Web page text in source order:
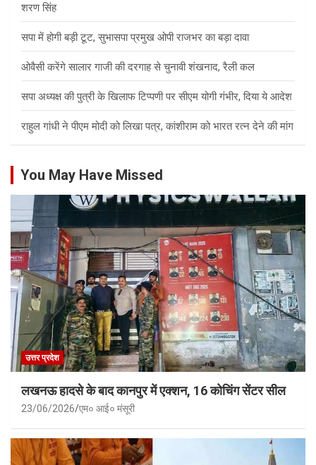
शरण सिंह
सपा में होगी बड़ी टूट, सुभासपा प्रमुख ओपी राजभर का बड़ा दावा
ओवैसी करेंगे सालार गाजी की दरगाह से चुनावी शंखनाद, रैली कल
सपा अध्यक्ष की पुत्री के खिलाफ टिप्पणी पर सीएम योगी गंभीर, दिया ये आदेश
राहुल गांधी ने पीएम मोदी को लिखा पत्र, कांशीराम को भारत रत्न देने की मांग
You May Have Missed
उत्तर प्रदेश
लखनऊ हादसे के बाद कानपुर में एक्शन, 16 कोचिंग सेंटर सील
23/06/2026 एम० आई० मंसूरी